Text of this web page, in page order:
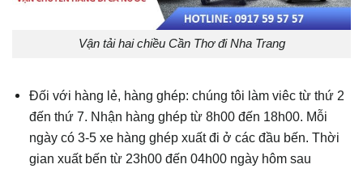
Vận tải hai chiều Cần Thơ đi Nha Trang
Đối với hàng lẻ, hàng ghép: chúng tôi làm viêc từ thứ 2
đến thứ 7. Nhận hàng ghép từ 8h00 đến 18h00. Mỗi
ngày có 3-5 xe hàng ghép xuất đi ở các đầu bến. Thời
gian xuất bến từ 23h00 đến 04h00 ngày hôm sau